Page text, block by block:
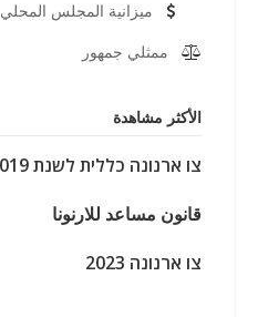
ميزانية المجلس المحلي
ممثلي جمهور
الأكثر مشاهدة
צו ארנונה כללית לשנת 2019
قانون مساعد للارنونا
צו ארנונה 2023